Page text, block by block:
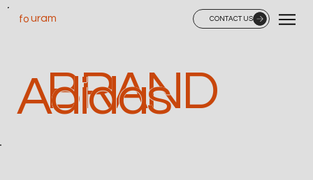
CONTACT US
uram
fo
BRAND
Adidas